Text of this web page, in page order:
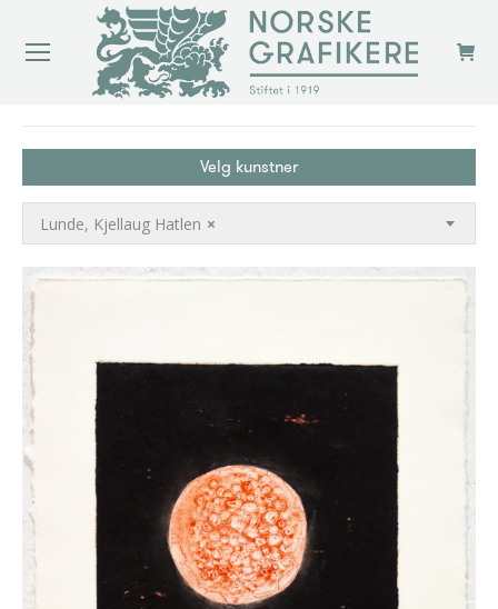
Velg kunstner
×
Lunde, Kjellaug Hatlen